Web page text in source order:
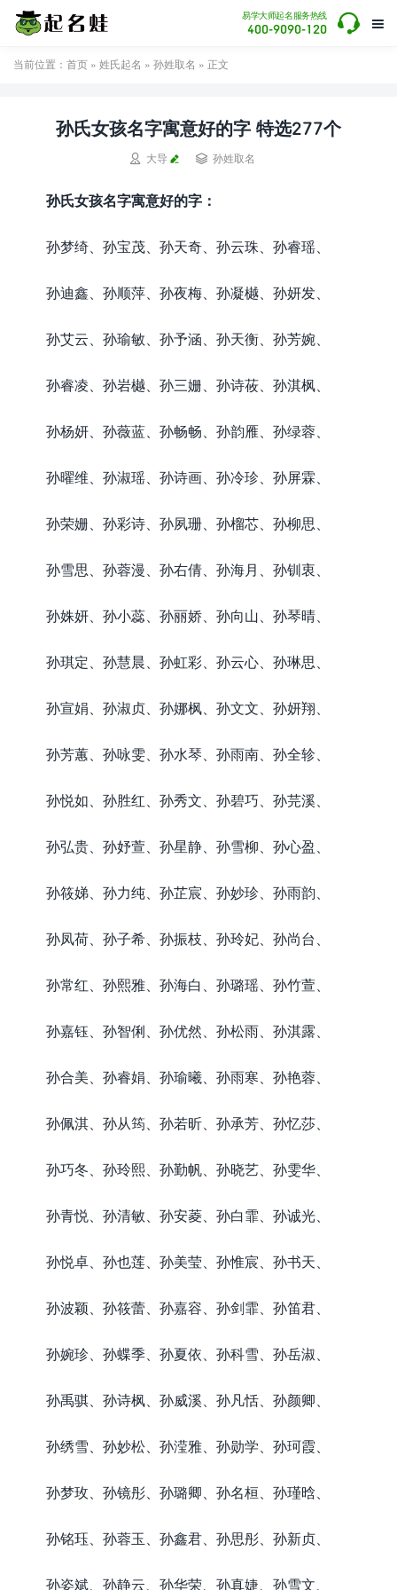

易学大师起名服务热线
400-9090-120 
当前位置： 首页 » 姓氏起名 » 孙姓取名 » 正文
孙氏女孩名字寓意好的字 特选277个
 大导  孙姓取名
孙氏女孩名字寓意好的字：
孙梦绮、孙宝茂、孙天奇、孙云珠、孙睿瑶、
孙迪鑫、孙顺萍、孙夜梅、孙凝樾、孙妍发、
孙艾云、孙瑜敏、孙予涵、孙天衡、孙芳婉、
孙睿凌、孙岩樾、孙三姗、孙诗莜、孙淇枫、
孙杨妍、孙薇蓝、孙畅畅、孙韵雁、孙绿蓉、
孙曜维、孙淑瑶、孙诗画、孙冷珍、孙屏霖、
孙荣姗、孙彩诗、孙夙珊、孙榴芯、孙柳思、
孙雪思、孙蓉漫、孙右倩、孙海月、孙钏衷、
孙姝妍、孙小蕊、孙丽娇、孙向山、孙琴晴、
孙琪定、孙慧晨、孙虹彩、孙云心、孙琳思、
孙宣娟、孙淑贞、孙娜枫、孙文文、孙妍翔、
孙芳蕙、孙咏雯、孙水琴、孙雨南、孙全轸、
孙悦如、孙胜红、孙秀文、孙碧巧、孙芫溪、
孙弘贵、孙妤萱、孙星静、孙雪柳、孙心盈、
孙筱娣、孙力纯、孙芷宸、孙妙珍、孙雨韵、
孙凤荷、孙子希、孙振枝、孙玲妃、孙尚台、
孙常红、孙熙雅、孙海白、孙璐瑶、孙竹萱、
孙嘉钰、孙智俐、孙优然、孙松雨、孙淇露、
孙合美、孙睿娟、孙瑜曦、孙雨寒、孙艳蓉、
孙佩淇、孙从筠、孙若昕、孙承芳、孙忆莎、
孙巧冬、孙玲熙、孙勤帆、孙晓艺、孙雯华、
孙青悦、孙清敏、孙安菱、孙白霏、孙诚光、
孙悦卓、孙也莲、孙美莹、孙惟宸、孙书天、
孙波颖、孙筱蕾、孙嘉容、孙剑霏、孙笛君、
孙婉珍、孙蝶季、孙夏依、孙科雪、孙岳淑、
孙禹骐、孙诗枫、孙威溪、孙凡恬、孙颜卿、
孙绣雪、孙妙松、孙滢雅、孙勋学、孙珂霞、
孙梦玫、孙镜彤、孙璐卿、孙名桓、孙瑾晗、
孙铭珏、孙蓉玉、孙鑫君、孙思彤、孙新贞、
孙姿斌、孙静云、孙华荣、孙真婕、孙雪文、